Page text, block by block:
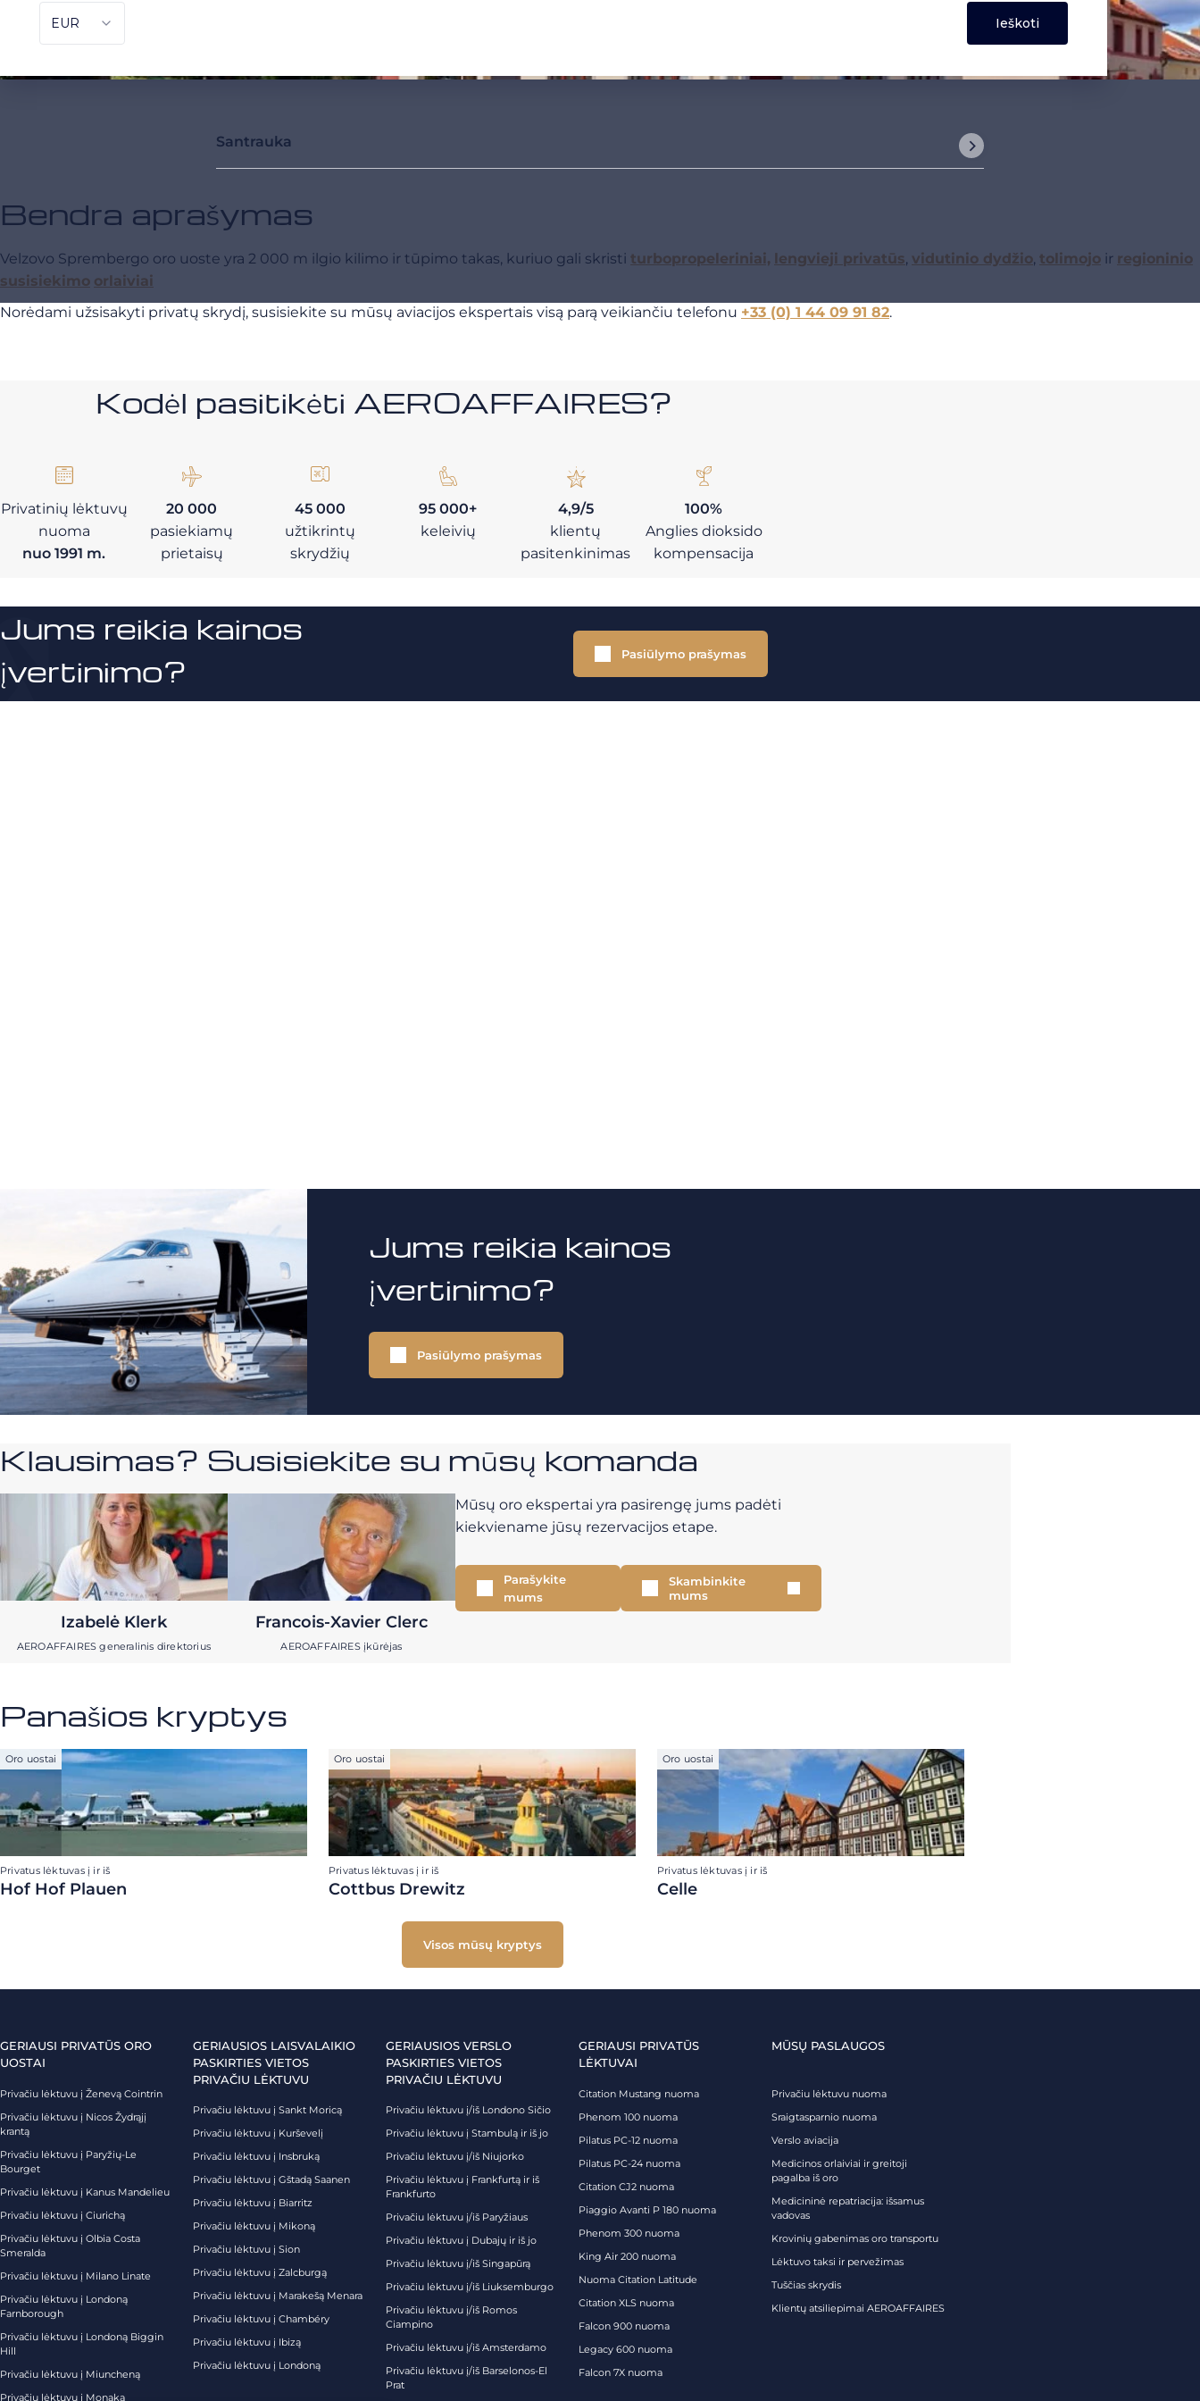
Santrauka
Bendra aprašymas
Velzovo Sprembergo oro uoste yra 2 000 m ilgio kilimo ir tūpimo takas, kuriuo gali skristi turbopropeleriniai, lengvieji privatūs, vidutinio dydžio, tolimojo ir regioninio
susisiekimo orlaiviai
Norėdami užsisakyti privatų skrydį, susisiekite su mūsų aviacijos ekspertais visą parą veikiančiu telefonu +33 (0) 1 44 09 91 82.
Kodėl pasitikėti AEROAFFAIRES?
Privatinių lėktuvų
nuoma
nuo 1991 m.
20 000
pasiekiamų
prietaisų
45 000
užtikrintų
skrydžių
95 000+
keleivių
4,9/5
klientų
pasitenkinimas
100%
Anglies dioksido
kompensacija
Jums reikia kainos
įvertinimo?
Pasiūlymo prašymas
Jums reikia kainos
įvertinimo?
Pasiūlymo prašymas
Klausimas? Susisiekite su mūsų komanda
Izabelė Klerk
AEROAFFAIRES generalinis direktorius
Francois-Xavier Clerc
AEROAFFAIRES įkūrėjas
Mūsų oro ekspertai yra pasirengę jums padėti
kiekviename jūsų rezervacijos etape.
Parašykite
mums
Skambinkite
mums
Panašios kryptys
Oro uostai
Privatus lėktuvas į ir iš
Hof Hof Plauen
Oro uostai
Privatus lėktuvas į ir iš
Cottbus Drewitz
Oro uostai
Privatus lėktuvas į ir iš
Celle
Visos mūsų kryptys
GERIAUSI PRIVATŪS ORO
UOSTAI
Privačiu lėktuvu į Ženevą Cointrin
Privačiu lėktuvu į Nicos Žydrąjį
krantą
Privačiu lėktuvu į Paryžių-Le
Bourget
Privačiu lėktuvu į Kanus Mandelieu
Privačiu lėktuvu į Ciurichą
Privačiu lėktuvu į Olbia Costa
Smeralda
Privačiu lėktuvu į Milano Linate
Privačiu lėktuvu į Londoną
Farnborough
Privačiu lėktuvu į Londoną Biggin
Hill
Privačiu lėktuvu į Miuncheną
Privačiu lėktuvu į Monaką
GERIAUSIOS LAISVALAIKIO
PASKIRTIES VIETOS
PRIVAČIU LĖKTUVU
Privačiu lėktuvu į Sankt Moricą
Privačiu lėktuvu į Kurševelį
Privačiu lėktuvu į Insbruką
Privačiu lėktuvu į Gštadą Saanen
Privačiu lėktuvu į Biarritz
Privačiu lėktuvu į Mikoną
Privačiu lėktuvu į Sion
Privačiu lėktuvu į Zalcburgą
Privačiu lėktuvu į Marakešą Menara
Privačiu lėktuvu į Chambéry
Privačiu lėktuvu į Ibizą
Privačiu lėktuvu į Londoną
GERIAUSIOS VERSLO
PASKIRTIES VIETOS
PRIVAČIU LĖKTUVU
Privačiu lėktuvu į/iš Londono Sičio
Privačiu lėktuvu į Stambulą ir iš jo
Privačiu lėktuvu į/iš Niujorko
Privačiu lėktuvu į Frankfurtą ir iš
Frankfurto
Privačiu lėktuvu į/iš Paryžiaus
Privačiu lėktuvu į Dubajų ir iš jo
Privačiu lėktuvu į/iš Singapūrą
Privačiu lėktuvu į/iš Liuksemburgo
Privačiu lėktuvu į/iš Romos
Ciampino
Privačiu lėktuvu į/iš Amsterdamo
Privačiu lėktuvu į/iš Barselonos-El
Prat
GERIAUSI PRIVATŪS
LĖKTUVAI
Citation Mustang nuoma
Phenom 100 nuoma
Pilatus PC-12 nuoma
Pilatus PC-24 nuoma
Citation CJ2 nuoma
Piaggio Avanti P 180 nuoma
Phenom 300 nuoma
King Air 200 nuoma
Nuoma Citation Latitude
Citation XLS nuoma
Falcon 900 nuoma
Legacy 600 nuoma
Falcon 7X nuoma
MŪSŲ PASLAUGOS
Privačiu lėktuvu nuoma
Sraigtasparnio nuoma
Verslo aviacija
Medicinos orlaiviai ir greitoji
pagalba iš oro
Medicininė repatriacija: išsamus
vadovas
Krovinių gabenimas oro transportu
Lėktuvo taksi ir pervežimas
Tuščias skrydis
Klientų atsiliepimai AEROAFFAIRES